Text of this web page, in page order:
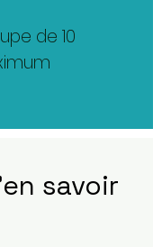
de 10
savoir